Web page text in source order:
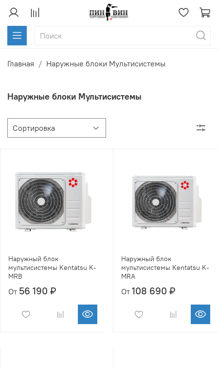
Главная Наружные блоки Мультисистемы
Наружные блоки Мультисистемы
Наружный блок
мультисистемы Kentatsu K-
MRB
От 56 190 ₽
Наружный блок
мультисистемы Kentatsu K-
MRA
От 108 690 ₽